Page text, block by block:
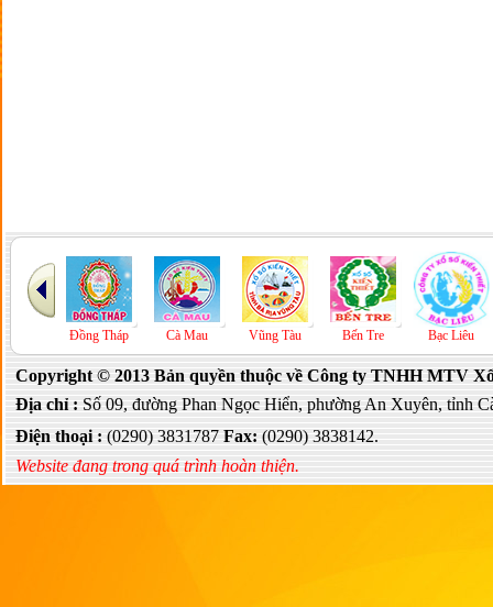
Đồng Tháp Cà Mau Vũng Tàu Bến Tre Bạc Liêu
Copyright © 2013 Bản quyền thuộc về Công ty TNHH MTV
Địa chỉ : Số 09, đường Phan Ngọc Hiển, phường An Xuyên, tỉnh
Điện thoại : (0290) 3831787 Fax: (0290) 3838142.
Website đang trong quá trình hoàn thiện.